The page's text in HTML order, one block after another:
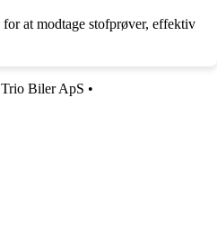
at modtage stofprøver, effektiv
Trio Biler ApS •